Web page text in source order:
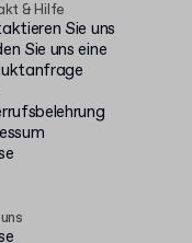
& Hilfe
Sie uns
Sie uns eine